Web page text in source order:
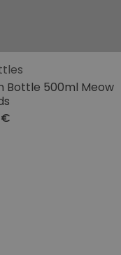
Bottle 500ml Meow